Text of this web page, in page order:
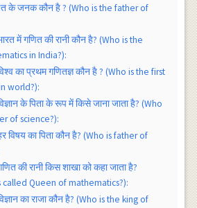
के जनक कौन है ? (Who is the father of
में गणित की रानी कौन है? (Who is the
in India?):
का प्रथम गणितज्ञ कौन है ? (Who is the first
world?):
के पिता के रूप में किसे जाना जाता है? (Who
of science?):
विषय का पिता कौन है? (Who is father of
की रानी किस शाखा को कहा जाता है?
called Queen of mathematics?):
का राजा कौन है? (Who is the king of